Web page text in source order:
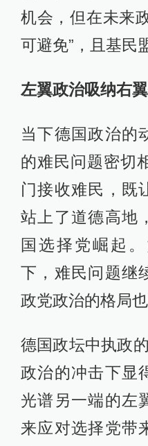
机会，但在未来
可避免”，且基民
左翼政治吸纳右
当下德国政治的
的难民问题密切
门接收难民，既
站上了道德高地
国选择党崛起
下，难民问题继
政党政治的格局也
德国政坛中执政
政治的冲击下显
光谱另一端的左
来应对选择党带